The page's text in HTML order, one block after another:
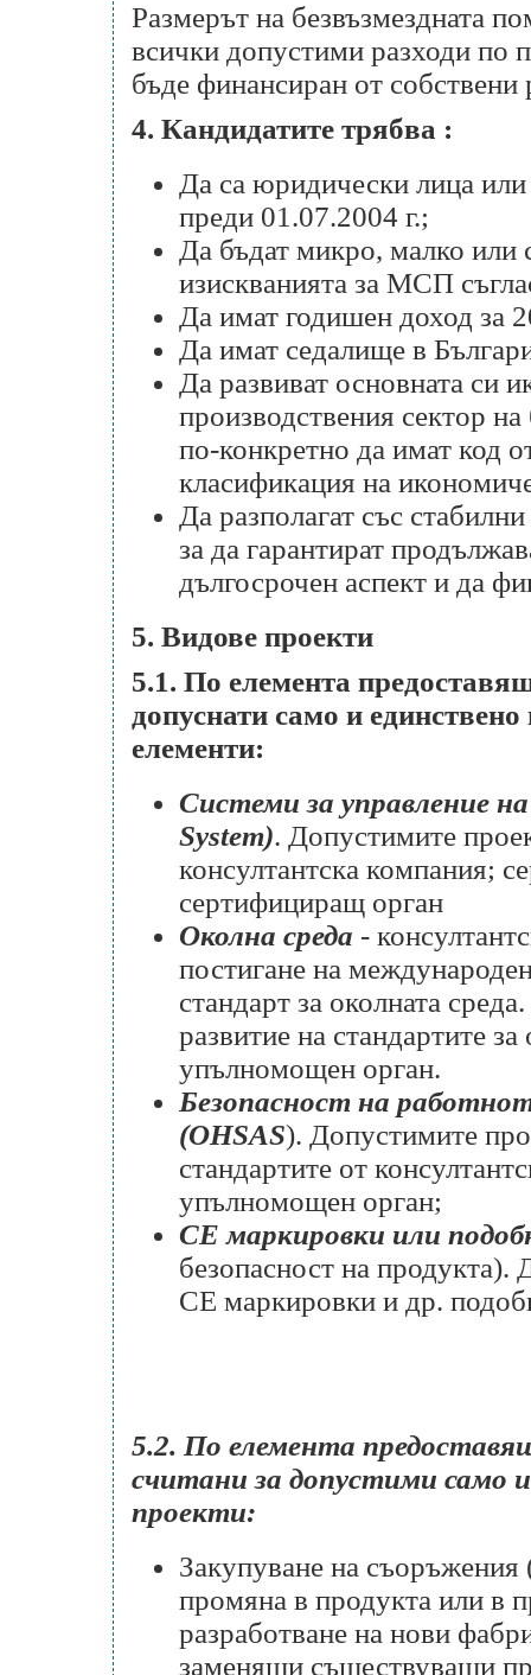
Размерът на безвъзмездната
всички допустими разходи по
бъде финансиран от собствени
4. Кандидатите трябва :
Да са юридически лица
преди 01.07.2004 г.;
Да бъдат микро, малко или
изискванията за МСП
Да имат годишен доход за
Да имат седалище в
Да развиват основната си
производствения сектор
по-конкретно да имат код
класификация на
Да разполагат със
за да гарантират
дългосрочен аспект и да
5. Видове проекти
5.1. По елемента
допуснати само и
елементи:
Системи за управление
System). Допустимите
консултантска компания;
сертифициращ орган
Околна среда -
постигане на
стандарт за околната
развитие на стандартите
упълномощен орган.
Безопасност на
(OHSAS). Допустимите
стандартите от
упълномощен орган;
СЕ маркировки или
безопасност на продукта).
СЕ маркировки и др.
5.2. По елемента
считани за допустими само
проекти:
Закупуване на
промяна в продукта или в
разработване на нови
заменящи съществуващи